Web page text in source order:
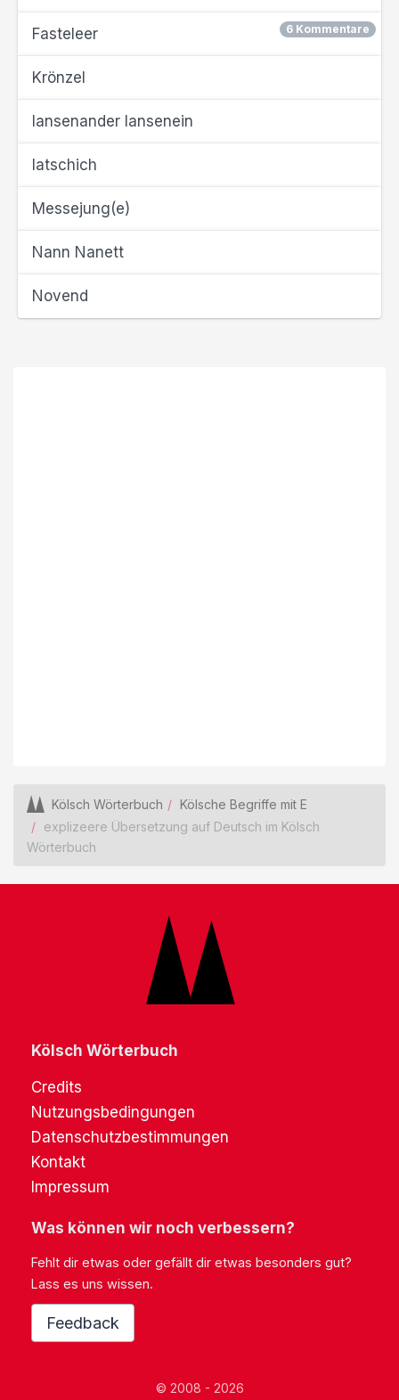
6 Kommentare
Fasteleer
Krönzel
lansenander lansenein
latschich
Messejung(e)
Nann Nanett
Novend
Kölsch Wörterbuch
Kölsche Begriffe mit E
explizeere Übersetzung auf Deutsch im Kölsch
Wörterbuch
Kölsch Wörterbuch
Credits
Nutzungsbedingungen
Datenschutzbestimmungen
Kontakt
Impressum
Was können wir noch verbessern?
Fehlt dir etwas oder gefällt dir etwas besonders gut?
Lass es uns wissen.
Feedback
© 2008 - 2026